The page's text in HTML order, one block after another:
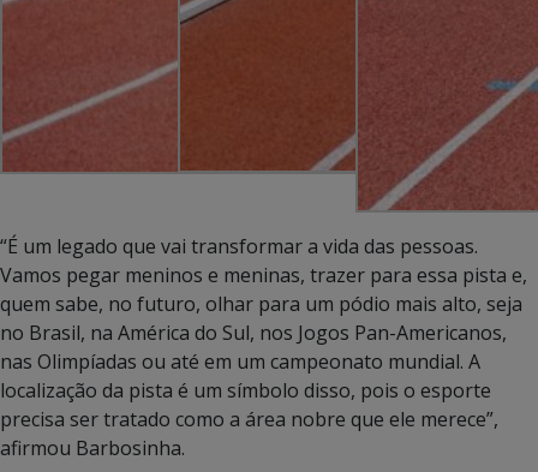
“É um legado que vai transformar a vida das pessoas.
Vamos pegar meninos e meninas, trazer para essa pista e,
quem sabe, no futuro, olhar para um pódio mais alto, seja
no Brasil, na América do Sul, nos Jogos Pan-Americanos,
nas Olimpíadas ou até em um campeonato mundial. A
localização da pista é um símbolo disso, pois o esporte
precisa ser tratado como a área nobre que ele merece”,
afirmou Barbosinha.